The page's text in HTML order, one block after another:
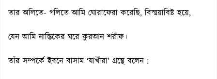
তার অলিতে- গলিতে আমি ঘোরাফেরা করেছি, বিস্ময়াবিষ্ট হয়ে,
যেন আমি নাস্তিকের ঘরে কুরআন শরীফ।
তাঁর সম্পর্কে ইবনে বাসাম ‘যাখীরা’ গ্রন্থে বলেন :